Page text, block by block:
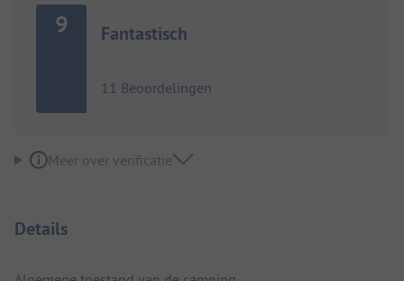
9 Fantastisch
11 Beoordelingen
Meer over verificatie
Details